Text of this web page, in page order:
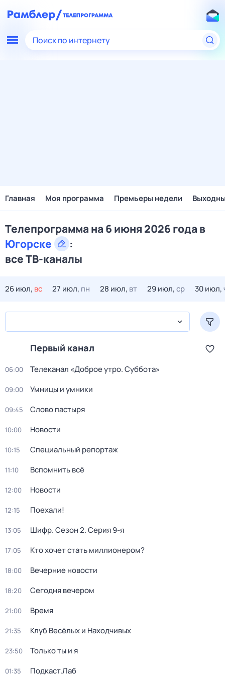
Поиск по интернету
Главная Моя программа Премьеры недели
Телепрограмма на 6 июня 2026 года в
Югорске
:
все ТВ-каналы
26 июл, вс 27 июл, пн 28 июл, вт 29 июл,ср 30 июл,
Первый канал
06:00 Телеканал «Доброе утро. Суббота»
09:00 Умницы и умники
09:45 Слово пастыря
10:00 Новости
10:15 Специальный репортаж
11:10 Вспомнить всё
12:00 Новости
12:15 Поехали!
13:05 Шифр. Сезон 2. Серия 9-я
17:05 Кто хочет стать миллионером?
18:00 Вечерние новости
18:20 Сегодня вечером
21:00 Время
21:35 Клуб Весёлых и Находчивых
23:50 Только ты и я
01:35 Подкаст.Лаб